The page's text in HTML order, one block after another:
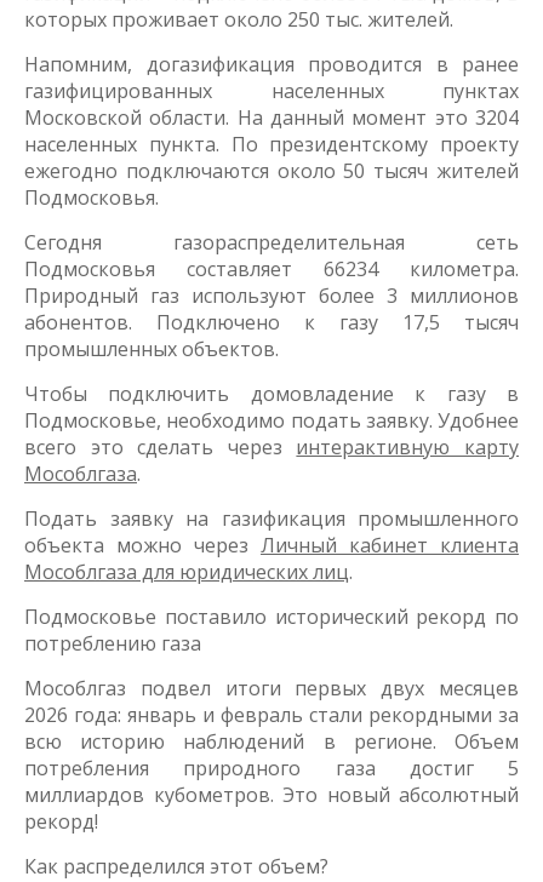
которых проживает около 250 тыс. жителей.
Напомним, догазификация проводится в ранее
газифицированных населенных пунктах
Московской области. На данный момент это 3204
населенных пункта. По президентскому проекту
ежегодно подключаются около 50 тысяч жителей
Подмосковья.
Сегодня газораспределительная сеть
Подмосковья составляет 66234 километра.
Природный газ используют более 3 миллионов
абонентов. Подключено к газу 17,5 тысяч
промышленных объектов.
Чтобы подключить домовладение к газу в
Подмосковье, необходимо подать заявку. Удобнее
всего это сделать через интерактивную карту
Мособлгаза.
Подать заявку на газификация промышленного
объекта можно через Личный кабинет клиента
Мособлгаза для юридических лиц.
Подмосковье поставило исторический рекорд по
потреблению газа
Мособлгаз подвел итоги первых двух месяцев
2026 года: январь и февраль стали рекордными за
всю историю наблюдений в регионе. Объем
потребления природного газа достиг 5
миллиардов кубометров. Это новый абсолютный
рекорд!
Как распределился этот объем?